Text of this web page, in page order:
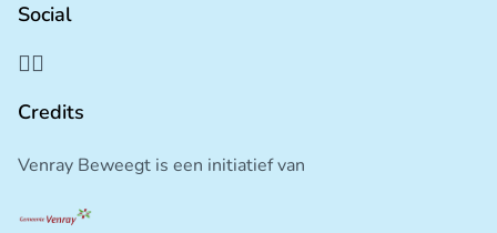
Social
Credits
Venray Beweegt is een initiatief van